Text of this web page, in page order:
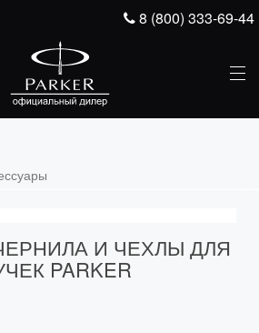
8 (800) 333-69-44
И ЧЕХЛЫ ДЛЯ
PARKER